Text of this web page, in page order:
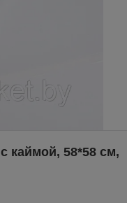
каймой, 58*58 см,